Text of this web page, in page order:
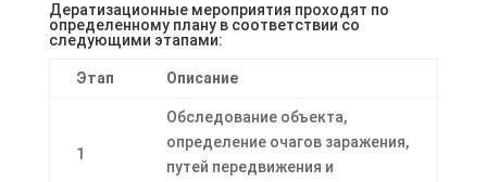
Дератизационные мероприятия проходят по
определенному плану в соответствии со
следующими этапами:
Этап Описание
1
Обследование объекта,
определение очагов заражения,
путей передвижения и